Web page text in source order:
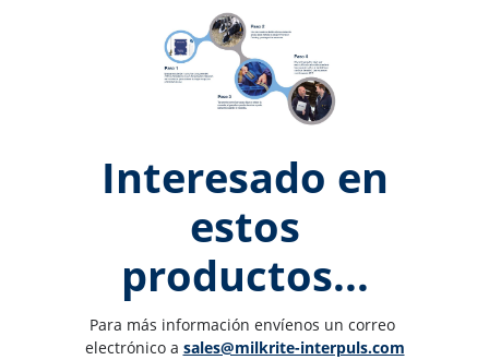
Interesado en
estos
productos...
Para más información envíenos un correo
electrónico a sales@milkrite-interpuls.com